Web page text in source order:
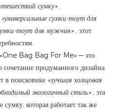
сумку».
«универсальные сумки-тоут для
тоут для мужчин», этот
Bag Bag For Me» — это
сочетание продуманного дизайна
в поисковике «лучшая холщовая
экологичный стиль», эта
которая работает так же